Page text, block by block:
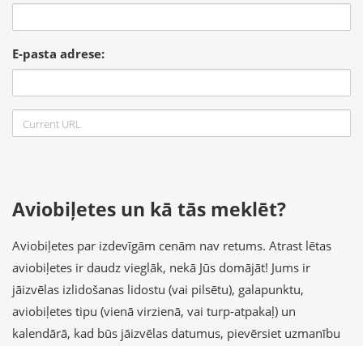
E-pasta adrese:
Aviobiļetes un kā tās meklēt?
Aviobiļetes par izdevīgām cenām nav retums. Atrast lētas
aviobiļetes ir daudz vieglāk, nekā Jūs domājāt! Jums ir
jāizvēlas izlidošanas lidostu (vai pilsētu), galapunktu,
aviobiļetes tipu (vienā virzienā, vai turp-atpakaļ) un
kalendārā, kad būs jāizvēlas datumus, pievērsiet uzmanību